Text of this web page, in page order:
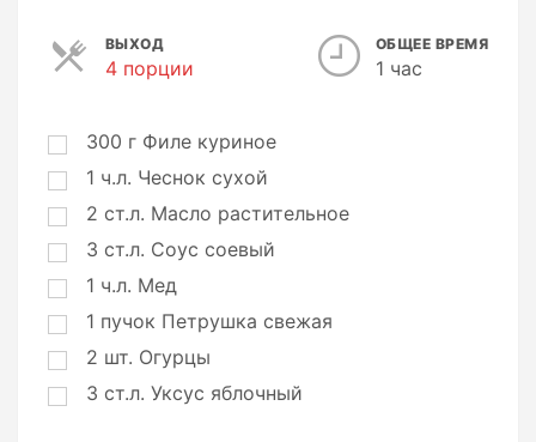
ВЫХОД
4 порции
ц
и
ОБЩЕЕ ВРЕМЯ
1 час
300 г Филе куриное
1 ч.л. Чеснок сухой
2 ст.л. Масло растительное
3 ст.л. Соус соевый
1 ч.л. Мед
1 пучок Петрушка свежая
2 шт. Огурцы
3 ст.л. Уксус яблочный